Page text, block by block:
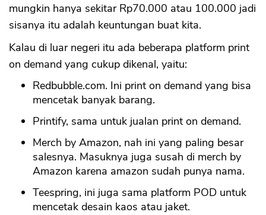
mungkin hanya sekitar Rp70.000 atau 100.000 jadi
sisanya itu adalah keuntungan buat kita.
Kalau di luar negeri itu ada beberapa platform print
on demand yang cukup dikenal, yaitu:
Redbubble.com. Ini print on demand yang bisa
mencetak banyak barang.
Printify, sama untuk jualan print on demand.
Merch by Amazon, nah ini yang paling besar
salesnya. Masuknya juga susah di merch by
Amazon karena amazon sudah punya nama.
Teespring, ini juga sama platform POD untuk
mencetak desain kaos atau jaket.